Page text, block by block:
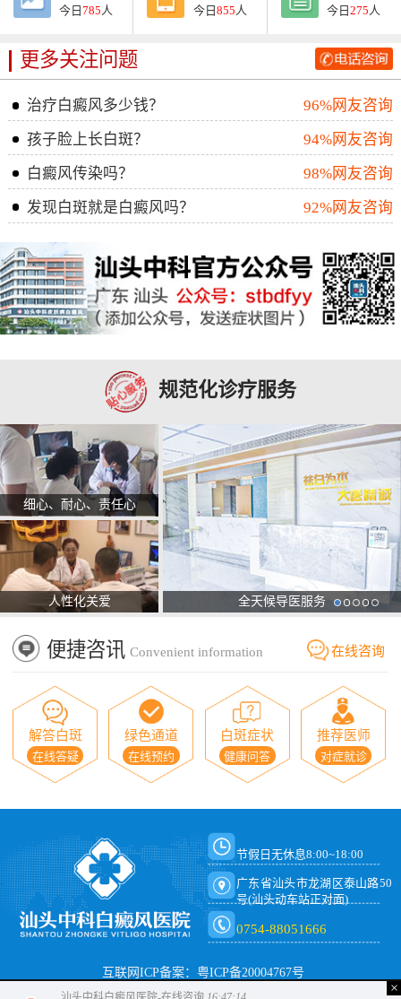
今日785 人 今日855 人 今日275 人
更多关注问题
治疗白癜风多少钱？
96%网友咨询
孩子脸上长白斑？
94%网友咨询
白癜风传染吗？
98%网友咨询
发现白斑就是白癜风吗？
92%网友咨询
规范化诊疗服务
细心、耐心、责任心
人性化关爱 全天候导医服务
便捷咨讯 Convenient information 在线咨询
解答白斑
在线答疑
绿色通道
在线预约
白斑症状
健康问答
推荐医师
对症就诊
节假日无休息8:00~18:00
广东省汕头市龙湖区泰山路50
号(汕头动车站正对面)
0754-88051666
互联网ICP备案：粤ICP备20004767号
×